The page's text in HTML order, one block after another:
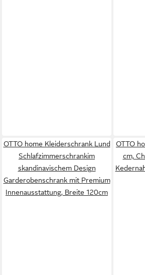
OTTO home Kleiderschrank Lund
Schlafzimmerschrankim
skandinavischem Design
Garderobenschrank mit Premium
Innenausstattung, Breite 120cm
OTTO
cm,